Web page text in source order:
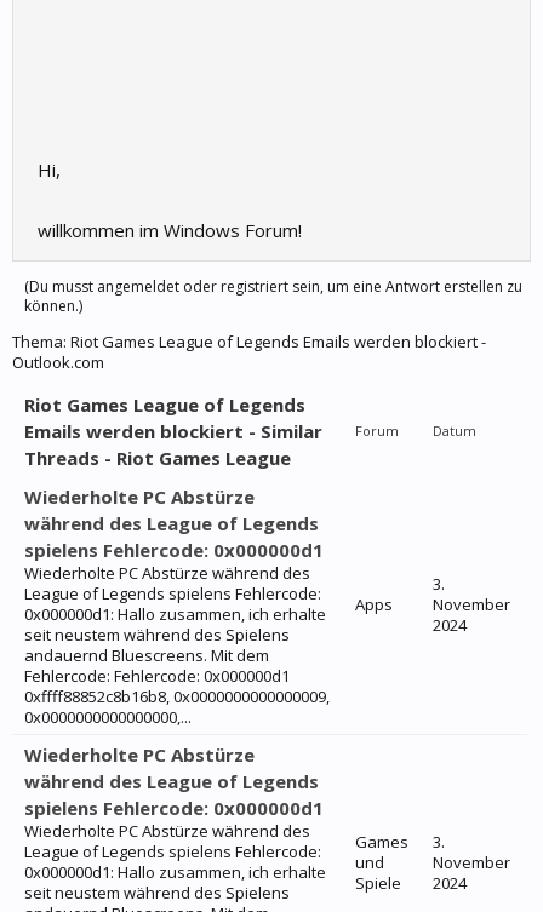
Hi,
willkommen im Windows Forum!
(Du musst angemeldet oder registriert sein, um eine Antwort erstellen zu
können.)
Thema: Riot Games League of Legends Emails werden blockiert -
Outlook.com
Riot Games League of Legends
Emails werden blockiert - Similar
Threads - Riot Games League
Forum Datum
Wiederholte PC Abstürze
während des League of Legends
spielens Fehlercode: 0x000000d1
Wiederholte PC Abstürze während des
League of Legends spielens Fehlercode:
0x000000d1: Hallo zusammen, ich erhalte
seit neustem während des Spielens
andauernd Bluescreens. Mit dem
Fehlercode: Fehlercode: 0x000000d1
0xffff88852c8b16b8, 0x0000000000000009,
0x0000000000000000,...
Apps
3.
November
2024
Wiederholte PC Abstürze
während des League of Legends
spielens Fehlercode: 0x000000d1
Wiederholte PC Abstürze während des
League of Legends spielens Fehlercode:
0x000000d1: Hallo zusammen, ich erhalte
seit neustem während des Spielens
Games
und
Spiele
3.
November
2024